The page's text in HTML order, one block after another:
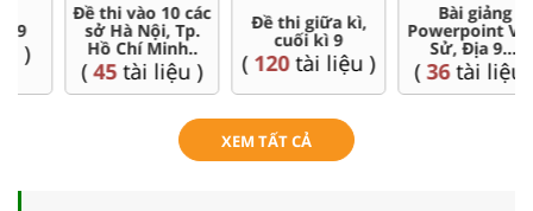
Đề thi vào 10 các
sở Hà Nội, Tp.
Hồ Chí Minh..
tài liệu )
Đề thi giữa kì,
cuối kì 9
( 120tài liệu )
Bài giảng
Powerpoint Văn,
Sử, Địa 9....
( tài liệu )
XEM TẤT CẢ